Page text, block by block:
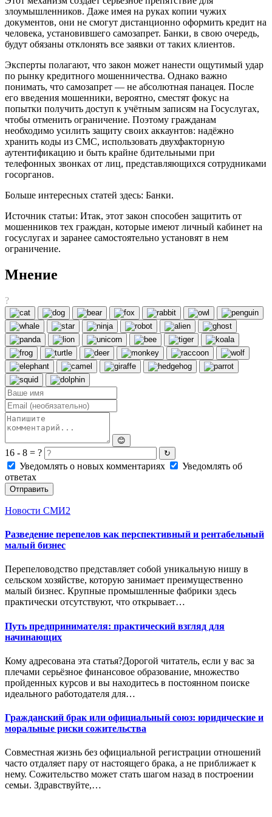
злоумышленников. Даже имея на руках копии чужих
документов, они не смогут дистанционно оформить кредит на
человека, установившего самозапрет. Банки, в свою очередь,
будут обязаны отклонять все заявки от таких клиентов.
Эксперты полагают, что закон может нанести ощутимый удар
по рынку кредитного мошенничества. Однако важно
понимать, что самозапрет — не абсолютная панацея. После
его введения мошенники, вероятно, сместят фокус на
попытки получить доступ к учётным записям на Госуслугах,
чтобы отменить ограничение. Поэтому гражданам
необходимо усилить защиту своих аккаунтов: надёжно
хранить коды из СМС, использовать двухфакторную
аутентификацию и быть крайне бдительными при
телефонных звонках от лиц, представляющихся сотрудниками
госорганов.
Больше интересных статей здесь: Банки.
Источник статьи: Итак, этот закон способен защитить от
мошенников тех граждан, которые имеют личный кабинет на
госуслугах и заранее самостоятельно установят в нем
ограничение.
Мнение
?
😊
16 - 8 = ? ↻
Уведомлять о новых комментариях
Уведомлять об
ответах
Отправить
Новости СМИ2
Разведение перепелов как перспективный и рентабельный
малый бизнес
Перепеловодство представляет собой уникальную нишу в
сельском хозяйстве, которую занимает преимущественно
малый бизнес. Крупные промышленные фабрики здесь
практически отсутствуют, что открывает…
Путь предпринимателя: практический взгляд для
начинающих
Кому адресована эта статья?Дорогой читатель, если у вас за
плечами серьёзное финансовое образование, множество
пройденных курсов и вы находитесь в постоянном поиске
идеального работодателя для…
Гражданский брак или официальный союз: юридические и
моральные риски сожительства
Совместная жизнь без официальной регистрации отношений
часто отдаляет пару от настоящего брака, а не приближает к
нему. Сожительство может стать шагом назад в построении
семьи. Здравствуйте,…